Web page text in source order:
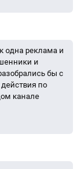
одна реклама и
и
бы с
по
канале